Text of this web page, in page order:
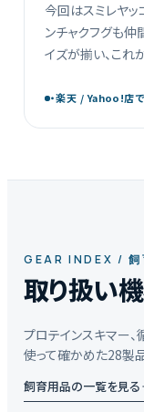
今回はスミレヤッ
ンチャクフグも
イズが揃い、これ
一 […]
・楽天 / Yahoo!店
GEAR INDEX / 飼
取り扱い
プロテインスキマー、
使って確かめた28製
飼育用品の一覧を見る